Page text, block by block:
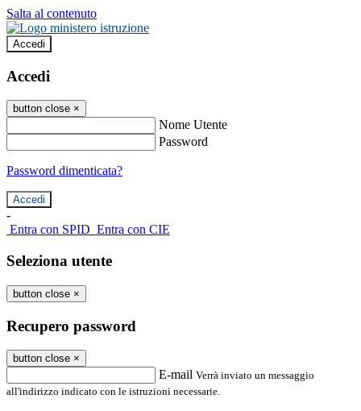
Salta al contenuto
Accedi
Accedi
button close ×
Nome Utente
Password
Password dimenticata?
-
Entra con SPID Entra con CIE
Seleziona utente
button close ×
Recupero password
button close ×
E-mail Verrà inviato un messaggio
all'indirizzo indicato con le istruzioni necessarie.